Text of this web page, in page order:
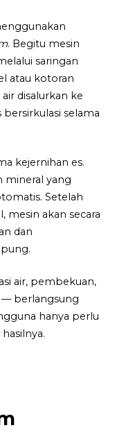
. Begitu mesin
saringan
atau kotoran
disalurkan ke
selama
kejernihan es.
mineral yang
Setelah
akan secara
dan
air, pembekuan,
— berlangsung
hanya perlu